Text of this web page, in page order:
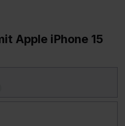
Apple iPhone 15